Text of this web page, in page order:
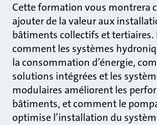
Cette formation vous montrera
ajouter de la valeur aux
bâtiments collectifs et tertiaires.
comment les systèmes
la consommation d’énergie,
solutions intégrées et les
modulaires améliorent les
bâtiments, et comment le
optimise l’installation du